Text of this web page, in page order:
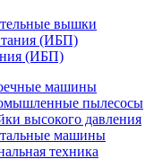
вышки
(ИБП)
машины
пылесосы
высокого давления
машины
техника